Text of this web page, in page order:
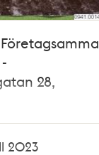
28,
2023